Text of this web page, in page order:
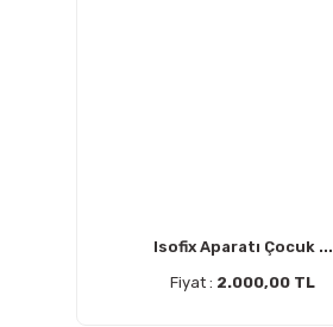
Isofix Aparatı Çocuk ...
Fiyat : 2.000,00 TL